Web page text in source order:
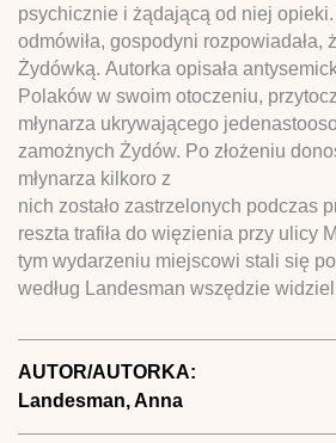
psychicznie i żądającą od niej
odmówiła, gospodyni rozpowiadała,
Żydówką. Autorka opisała
Polaków w swoim otoczeniu,
młynarza ukrywającego
zamożnych Żydów. Po złożeniu
młynarza kilkoro z
nich zostało zastrzelonych podczas
reszta trafiła do więzienia przy ulicy
tym wydarzeniu miejscowi stali się
według Landesman wszędzie
AUTOR/AUTORKA:
Landesman, Anna